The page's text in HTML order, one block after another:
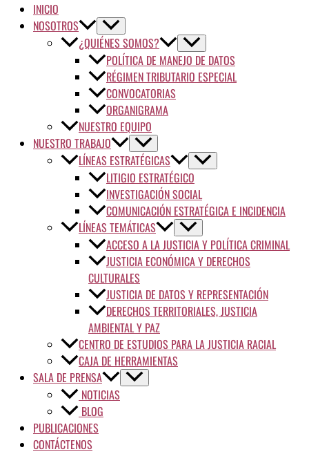
INICIO
NOSOTROS
¿QUIÉNES SOMOS?
POLÍTICA DE MANEJO DE DATOS
RÉGIMEN TRIBUTARIO ESPECIAL
CONVOCATORIAS
ORGANIGRAMA
NUESTRO EQUIPO
NUESTRO TRABAJO
LÍNEAS ESTRATÉGICAS
LITIGIO ESTRATÉGICO
INVESTIGACIÓN SOCIAL
COMUNICACIÓN ESTRATÉGICA E INCIDENCIA
LÍNEAS TEMÁTICAS
ACCESO A LA JUSTICIA Y POLÍTICA CRIMINAL
JUSTICIA ECONÓMICA Y DERECHOS
CULTURALES
JUSTICIA DE DATOS Y REPRESENTACIÓN
DERECHOS TERRITORIALES, JUSTICIA
AMBIENTAL Y PAZ
CENTRO DE ESTUDIOS PARA LA JUSTICIA RACIAL
CAJA DE HERRAMIENTAS
SALA DE PRENSA
NOTICIAS
BLOG
PUBLICACIONES
CONTÁCTENOS